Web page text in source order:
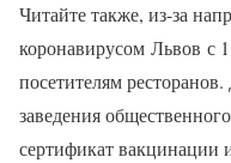
Читайте также, из-за
коронавирусом Львов с
посетителям
заведения
сертификат вакцинации